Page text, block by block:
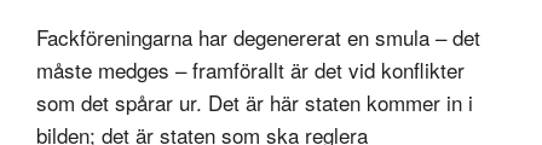
Fackföreningarna har degenererat en smula – det
måste medges – framförallt är det vid konflikter
som det spårar ur. Det är här staten kommer in i
bilden; det är staten som ska reglera